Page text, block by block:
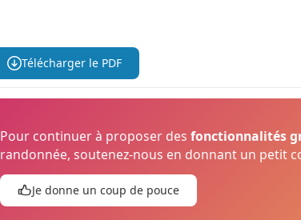
Télécharger le PDF
Pour continuer à proposer desfonctionnalités
randonnée, soutenez-nous en donnant un petit
Je donne un coup de pouce